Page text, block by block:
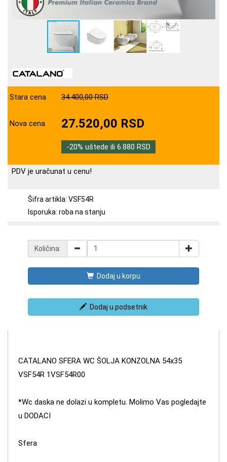
Stara cena 34.400,00 RSD
Nova cena 27.520,00 RSD
-20% uštede ili 6.880 RSD
PDV je uračunat u cenu!
Šifra artikla: VSF54R
Isporuka: roba na stanju
Količina:
Dodaj u korpu
Dodaj u podsetnik
CATALANO SFERA WC ŠOLJA KONZOLNA 54x35
VSF54R 1VSF54R00
*Wc daska ne dolazi u kompletu. Molimo Vas pogledajte
u DODACI
Sfera